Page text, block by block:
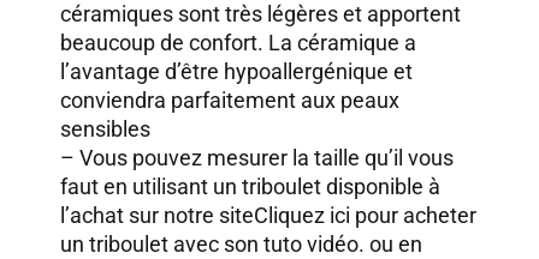
céramiques sont très légères et apportent
beaucoup de confort. La céramique a
l’avantage d’être hypoallergénique et
conviendra parfaitement aux peaux
sensibles
– Vous pouvez mesurer la taille qu’il vous
faut en utilisant un triboulet disponible à
l’achat sur notre siteCliquez ici pour acheter
un triboulet avec son tuto vidéo. ou en